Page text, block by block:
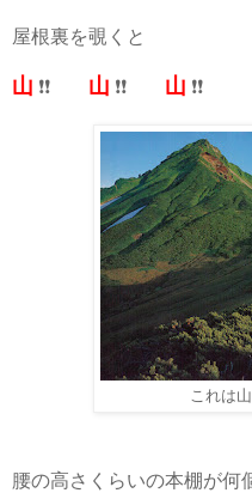
屋根裏を覗くと
山 ❗❗ 山 ❗❗ 山 ❗❗
これは
腰の高さくらいの本棚が何